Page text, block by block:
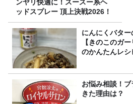
ンヤリ快適に！スースー系ヘ
ッドスプレー 頂上決戦2026！
にんにくバター
【きのこのガ
のかんたんレシ
お悩み相談！
きた理由は？